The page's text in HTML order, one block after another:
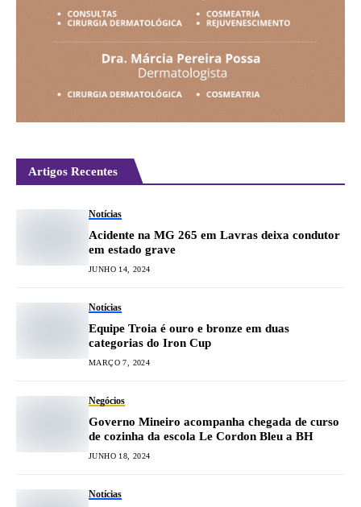
Artigos Recentes
Notícias
Acidente na MG 265 em Lavras deixa condutor
em estado grave
JUNHO 14, 2024
Notícias
Equipe Troia é ouro e bronze em duas
categorias do Iron Cup
MARÇO 7, 2024
Negócios
Governo Mineiro acompanha chegada de curso
de cozinha da escola Le Cordon Bleu a BH
JUNHO 18, 2024
Notícias